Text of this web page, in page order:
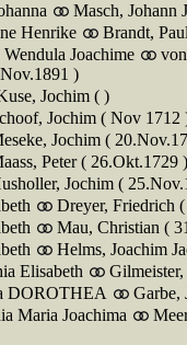
Masch, Johann
Henrike
Brandt,
Joachime
)
Jochim ( )
Jochim ( Nov 1712
Jochim (
Peter ( 26.Okt.1729 )
Jochim (
Dreyer, Friedrich
Mau, Christian (
Helms, Joachim
Elisabeth
DOROTHEA
Garbe,
Maria Joachima